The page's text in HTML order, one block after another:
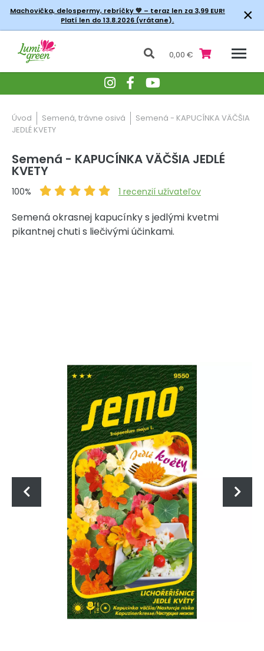
Machovička, delospermy, rebríčky💚 – teraz len za 3,99 EUR!
Platí len do 13.8.2026 (vrátane).
×
0,00 €
Úvod Semená, trávne osivá
Semená - KAPUCÍNKA VÄČŠIA
JEDLÉ KVETY
Semená - KAPUCÍNKA VÄČŠIA JEDLÉ
KVETY
100% 1 recenzií užívateľov
Semená okrasnej kapucínky s jedlými kvetmi
pikantnej chuti s liečivými účinkami.